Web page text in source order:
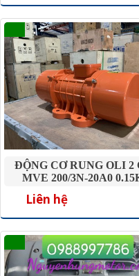
ĐỘNG CƠ RUNG OLI 2
MVE 200/3N-20A0
Liên hệ